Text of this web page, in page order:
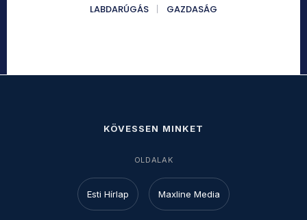
LABDARÚGÁS
GAZDASÁG
KÖVESSEN MINKET
OLDALAK
Esti Hírlap Maxline Media